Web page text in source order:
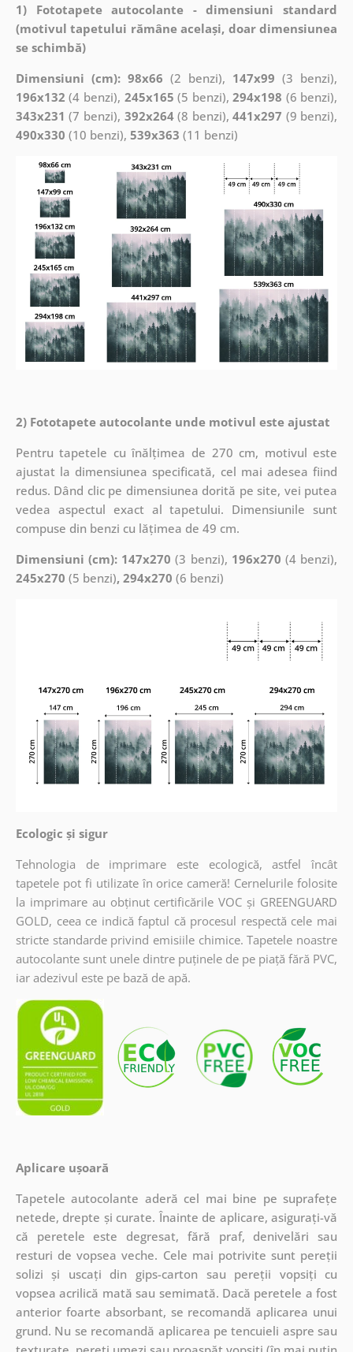
1) Fototapete autocolante - dimensiuni standard
(motivul tapetului rămâne același, doar dimensiunea
se schimbă)
Dimensiuni (cm): 98x66 (2 benzi), 147x99 (3 benzi),
196x132 (4 benzi), 245x165 (5 benzi),294x198 (6 benzi),
343x231 (7 benzi), 392x264(8 benzi),441x297 (9 benzi),
490x330 (10 benzi), 539x363 (11 benzi)
2) Fototapete autocolante unde motivul este ajustat
Pentru tapetele cu înălțimea de 270 cm, motivul este
ajustat la dimensiunea specificată, cel mai adesea fiind
redus. Dând clic pe dimensiunea dorită pe site, vei putea
vedea aspectul exact al tapetului. Dimensiunile sunt
compuse din benzi cu lățimea de 49 cm.
Dimensiuni (cm): 147x270 (3 benzi), 196x270 (4 benzi),
245x270 (5 benzi), 294x270 (6 benzi)
Ecologic și sigur
Tehnologia de imprimare este ecologică, astfel încât
tapetele pot fi utilizate în orice cameră! Cernelurile folosite
la imprimare au obținut certificările VOC și GREENGUARD
GOLD, ceea ce indică faptul că procesul respectă cele mai
stricte standarde privind emisiile chimice. Tapetele noastre
autocolante sunt unele dintre puținele de pe piață fără PVC,
iar adezivul este pe bază de apă.
Aplicare ușoară
Tapetele autocolante aderă cel mai bine pe suprafețe
netede, drepte și curate. Înainte de aplicare, asigurați-vă
că peretele este degresat, fără praf, denivelări sau
resturi de vopsea veche. Cele mai potrivite sunt pereții
solizi și uscați din gips-carton sau pereții vopsiți cu
vopsea acrilică mată sau semimată. Dacă peretele a fost
anterior foarte absorbant, se recomandă aplicarea unui
grund. Nu se recomandă aplicarea pe tencuieli aspre sau